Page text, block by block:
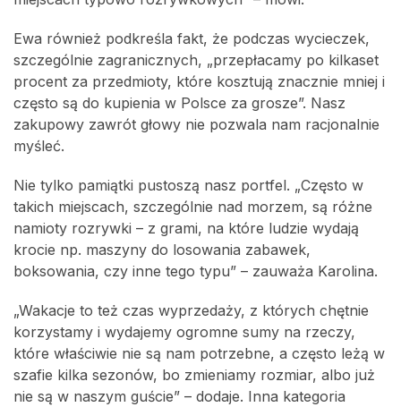
Ewa również podkreśla fakt, że podczas wycieczek,
szczególnie zagranicznych, „przepłacamy po kilkaset
procent za przedmioty, które kosztują znacznie mniej i
często są do kupienia w Polsce za grosze”. Nasz
zakupowy zawrót głowy nie pozwala nam racjonalnie
myśleć.
Nie tylko pamiątki pustoszą nasz portfel. „Często w
takich miejscach, szczególnie nad morzem, są różne
namioty rozrywki – z grami, na które ludzie wydają
krocie np. maszyny do losowania zabawek,
boksowania, czy inne tego typu” – zauważa Karolina.
„Wakacje to też czas wyprzedaży, z których chętnie
korzystamy i wydajemy ogromne sumy na rzeczy,
które właściwie nie są nam potrzebne, a często leżą w
szafie kilka sezonów, bo zmieniamy rozmiar, albo już
nie są w naszym guście” – dodaje. Inna kategoria